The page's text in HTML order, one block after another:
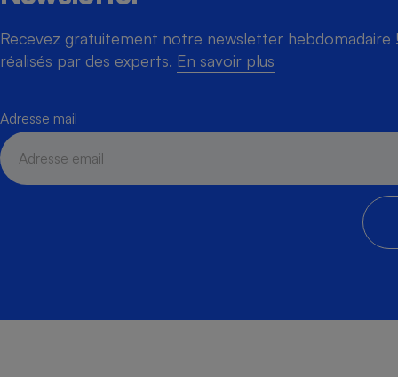
Recevez gratuitement notre newsletter hebdomadaire
réalisés par des experts. En savoir plus
Adresse mail